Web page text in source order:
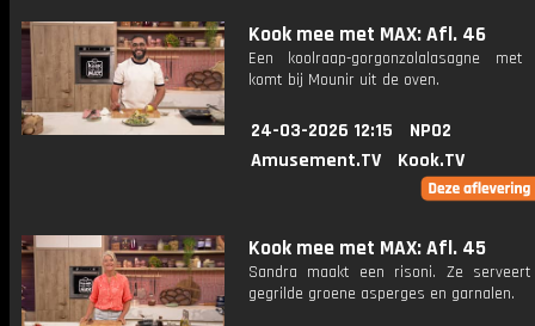
Kook mee met MAX: Afl. 46
Een koolraap-gorgonzolalasagne met
komt bij Mounir uit de oven.
24-03-2026 12:15
NPO2
Amusement.TV
Kook.TV
Kook mee met MAX: Afl. 45
Sandra maakt een risoni. Ze
gegrilde groene asperges en garnalen.